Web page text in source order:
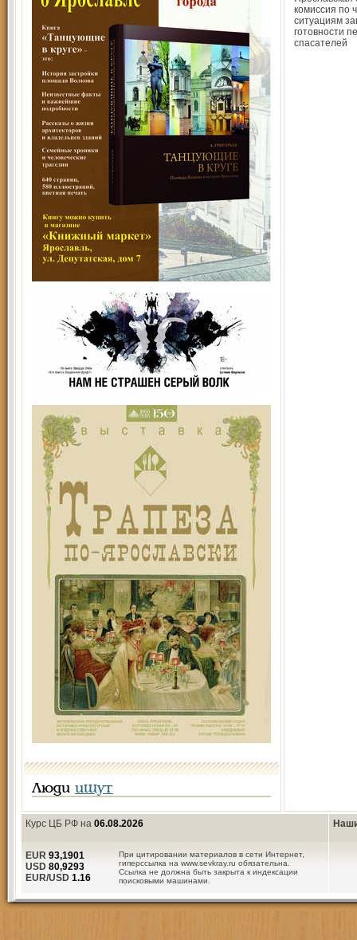
Люди ищут
комиссия по
ситуациям
готовности
спасателей
Курс ЦБ РФ на 06.08.2026
При цитировании материалов в сети Интернет,
гиперссылка на www.sevkray.ru обязательна.
Ссылка не должна быть закрыта к индексации
поисковыми машинами.
EUR 93,1901
USD 80,9293
EUR/USD 1.16